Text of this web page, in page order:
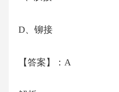
D、铆接
【答案】：A